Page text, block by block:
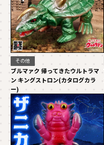
その他
ブルマァク 帰ってきたウルトラマ
ン キングストロン(カタログカラ
ー)